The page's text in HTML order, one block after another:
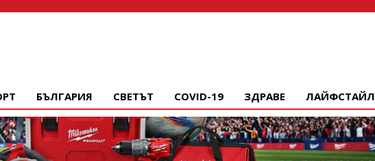
БЪЛГАРИЯ СВЕТЪТ COVID-19 ЗДРАВЕ ЛАЙФСТАЙЛ